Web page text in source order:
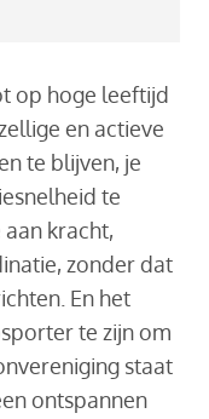
op hoge leeftijd
en actieve
te blijven, je
te
kracht,
zonder dat
En het
te zijn om
staat
ontspannen